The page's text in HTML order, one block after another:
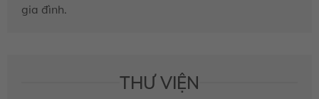
gia đình.
THƯ VIỆN